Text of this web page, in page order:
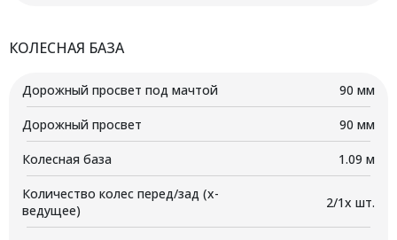
КОЛЕСНАЯ БАЗА
Дорожный просвет под мачтой 90 мм
Дорожный просвет 90 мм
Колесная база 1.09 м
Количество колес перед/зад (x-
ведущее)
2/1x шт.